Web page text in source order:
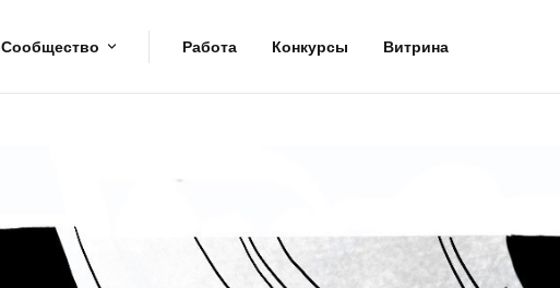
Сообщество Работа Конкурсы Витрина